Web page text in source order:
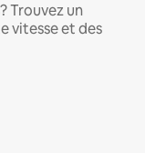
Trouvez un
vitesse et des